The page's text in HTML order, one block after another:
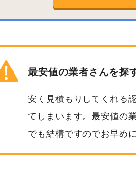
最安値の業者さんを探
安く見積もりしてくれる
てしまいます。最安値の
でも結構ですのでお早め